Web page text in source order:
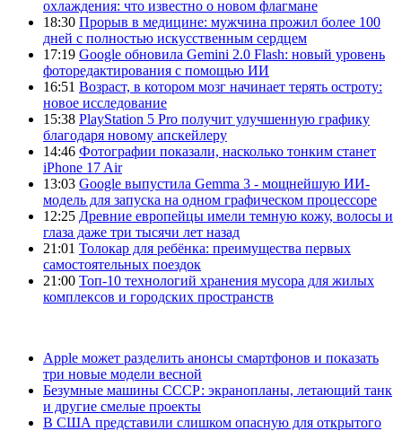
охлаждения: что известно о новом флагмане
18:30 Прорыв в медицине: мужчина прожил более 100
дней с полностью искусственным сердцем
17:19 Google обновила Gemini 2.0 Flash: новый уровень
фоторедактирования с помощью ИИ
16:51 Возраст, в котором мозг начинает терять остроту:
новое исследование
15:38 PlayStation 5 Pro получит улучшенную графику
благодаря новому апскейлеру
14:46 Фотографии показали, насколько тонким станет
iPhone 17 Air
13:03 Google выпустила Gemma 3 - мощнейшую ИИ-
модель для запуска на одном графическом процессоре
12:25 Древние европейцы имели темную кожу, волосы и
глаза даже три тысячи лет назад
21:01 Толокар для ребёнка: преимущества первых
самостоятельных поездок
21:00 Топ-10 технологий хранения мусора для жилых
комплексов и городских пространств
Apple может разделить анонсы смартфонов и показать
три новые модели весной
Безумные машины СССР: экранопланы, летающий танк
и другие смелые проекты
В США представили слишком опасную для открытого